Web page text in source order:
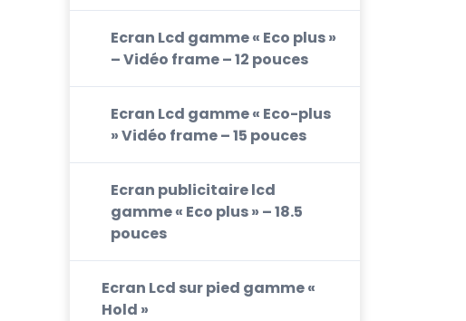
Ecran Lcd gamme « Eco plus »
– Vidéo frame – 12 pouces
Ecran Lcd gamme « Eco-plus
» Vidéo frame – 15 pouces
Ecran publicitaire lcd
gamme « Eco plus » – 18.5
pouces
Ecran Lcd sur pied gamme «
Hold »